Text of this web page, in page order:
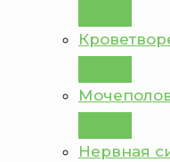
Нервная